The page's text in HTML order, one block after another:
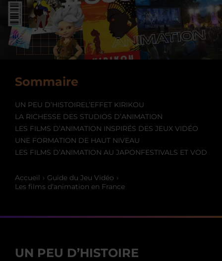
Sommaire
UN PEU D’HISTOIREL’EFFET KIRIKOU
LA RICHESSE DES STUDIOS D’ANIMATION
LES FILMS D’ANIMATION INSPIRÉS DES JEUX VIDÉO
UNE FORMATION DE HAUT NIVEAU
LES FILMS D’ANIMATION AU JAPONFESTIVALS ET VOD
Accueil
Guide du Jeu Vidéo
Les films d'animation en France
UN PEU D’HISTOIRE